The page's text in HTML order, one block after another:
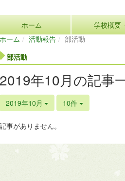
ホーム 学校概要
ホーム
活動報告
部活動
部活動
2019年10月の記事
2019年10月 10件
記事がありません。